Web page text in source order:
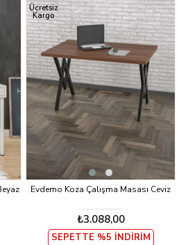
Evdemo Koza Çalışma Masası Ceviz
₺3.088,00
SEPETTE %5 İNDİRİM
ürün
Ücretsiz
Kargo